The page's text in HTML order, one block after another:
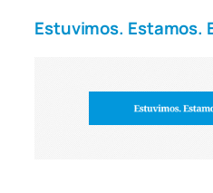
Estuvimos. Estamos.